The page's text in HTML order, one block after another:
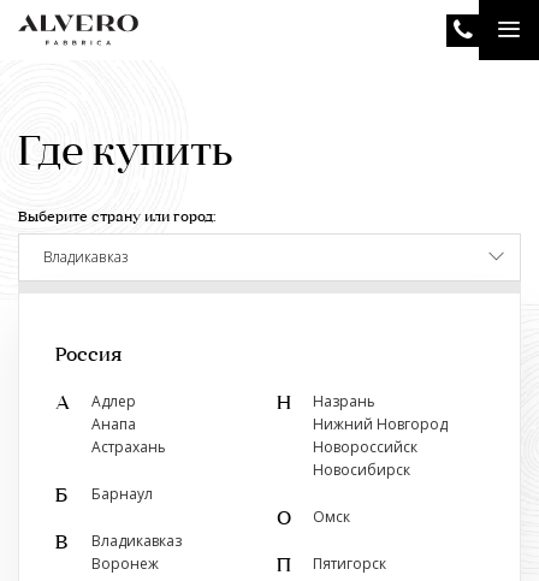
Перейти
Где купить
Выберите страну или город:
Владикавказ
Россия
А
Адлер
Анапа
Астрахань
Б Барнаул
В
Владикавказ
Воронеж
Н
Назрань
Нижний Новгород
Новороссийск
Новосибирск
О Омск
П Пятигорск
Розничные магазины
Двери Альверо
г. Владикавказ, ул. Хаджи
Мамсурова, 59